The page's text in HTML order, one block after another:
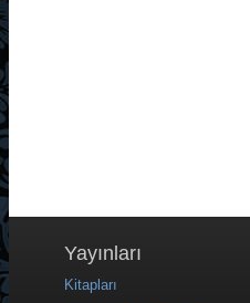
Yayınları
Kitapları